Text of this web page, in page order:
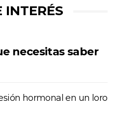
INTERÉS
necesitas saber
hormonal en un loro